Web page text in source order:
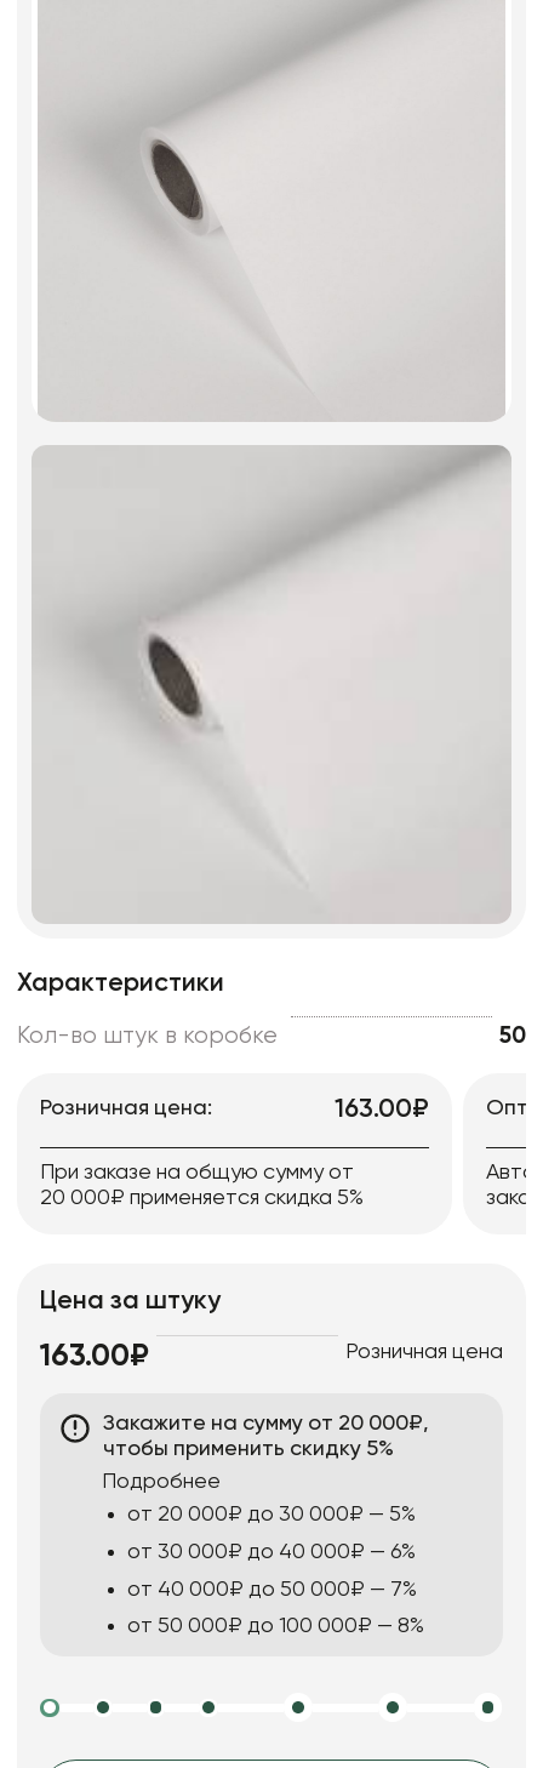
Характеристики
Кол-во штук в коробке 50
Розничная цена: 163.00₽
При заказе на общую сумму от
20 000₽ применяется скидка 5%
Цена за штуку
163.00₽ Розничная цена
Закажите на сумму от 20 000₽,
чтобы применить скидку 5%
Подробнее
от 20 000₽ до 30 000₽ — 5%
от 30 000₽ до 40 000₽ — 6%
от 40 000₽ до 50 000₽ — 7%
от 50 000₽ до 100 000₽ — 8%